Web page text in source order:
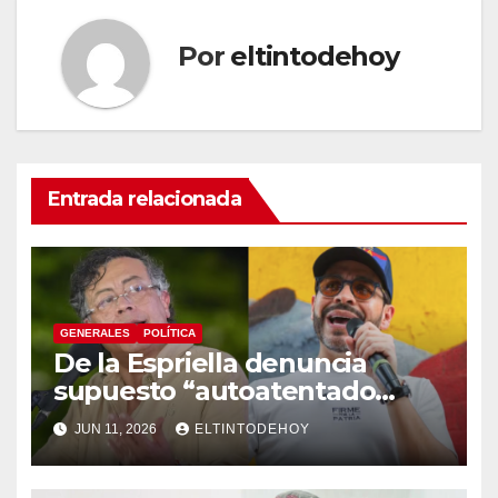
Por eltintodehoy
Entrada relacionada
GENERALES POLÍTICA
De la Espriella denuncia
supuesto “autoatentado
legislativo” tras decisión de
suspender provisionalmente
a Petro
JUN 11, 2026 ELTINTODEHOY